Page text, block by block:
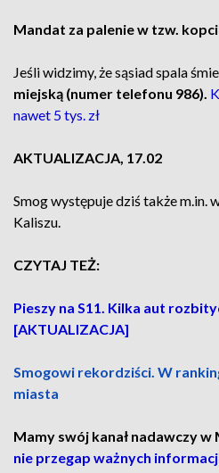
Mandat za palenie w tzw.
Jeśli widzimy, że sąsiad spala
miejską (numer telefonu 986).
nawet 5 tys. zł
AKTUALIZACJA, 17.02
Smog występuje dziś także m.in.
Kaliszu.
CZYTAJ TEŻ:
Pieszy na S11. Kilka aut
[AKTUALIZACJA]
Smogowi rekordziści. W
miasta
Mamy swój kanał nadawczy w
nie przegap ważnych